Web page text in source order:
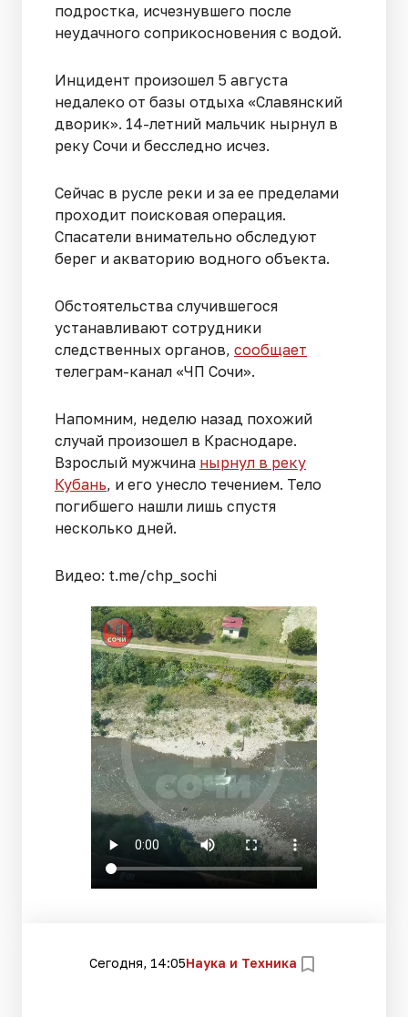
подростка, исчезнувшего после
неудачного соприкосновения с водой.
Инцидент произошел 5 августа
недалеко от базы отдыха «Славянский
дворик». 14-летний мальчик нырнул в
реку Сочи и бесследно исчез.
Сейчас в русле реки и за ее пределами
проходит поисковая операция.
Спасатели внимательно обследуют
берег и акваторию водного объекта.
Обстоятельства случившегося
устанавливают сотрудники
следственных органов, сообщает
телеграм-канал «ЧП Сочи».
Напомним, неделю назад похожий
случай произошел в Краснодаре.
Взрослый мужчина нырнул в реку
Кубань, и его унесло течением. Тело
погибшего нашли лишь спустя
несколько дней.
Видео: t.me/chp_sochi
Сегодня, 14:05Наука и Техника